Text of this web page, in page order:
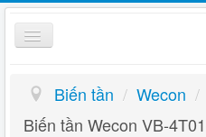
Toggle
Navigation
Biến Tần
Kỹ thuật
Biến tần / Wecon /
Biến tần Wecon VB-